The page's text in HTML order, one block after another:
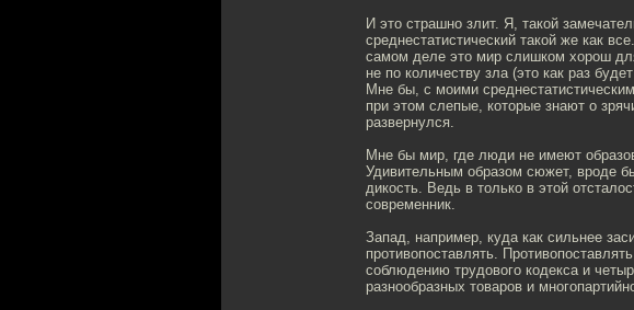
И это страшно злит. Я, такой
среднестатистический такой же как
самом деле это мир слишком хорош
не по количеству зла (это как раз
Мне бы, с моими
при этом слепые, которые знают о
развернулся.
Мне бы мир, где люди не имеют
Удивительным образом сюжет, вроде
дикость. Ведь в только в этой
современник.
Запад, например, куда как сильнее
противопоставлять.
соблюдению трудового кодекса и
разнообразных товаров и